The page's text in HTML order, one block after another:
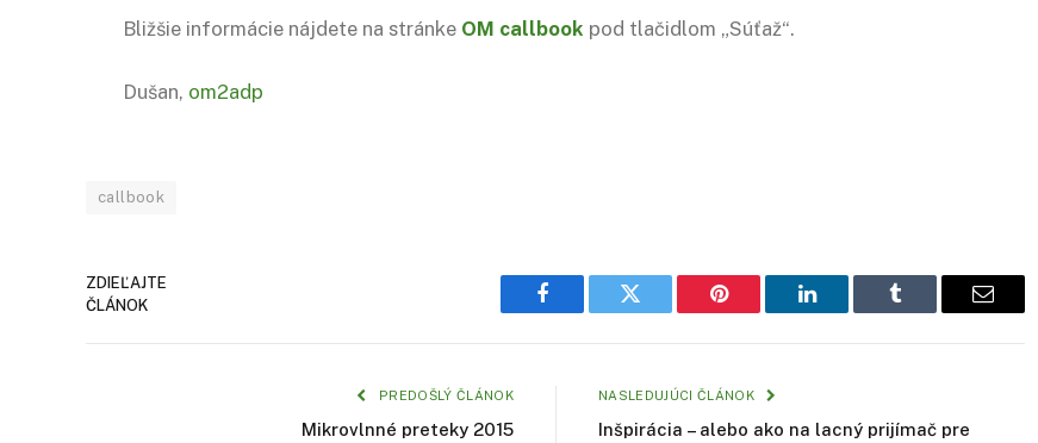
Bližšie informácie nájdete na stránke OM callbook pod tlačidlom „Súťaž“.
Dušan, om2adp
callbook
ZDIEĽAJTE
ČLÁNOK
Facebook Twitter Pinterest LinkedIn Tumblr Email
PREDOŠLÝ ČLÁNOK
Mikrovlnné preteky 2015
NASLEDUJÚCI ČLÁNOK
Inšpirácia – alebo ako na lacný prijímač pre